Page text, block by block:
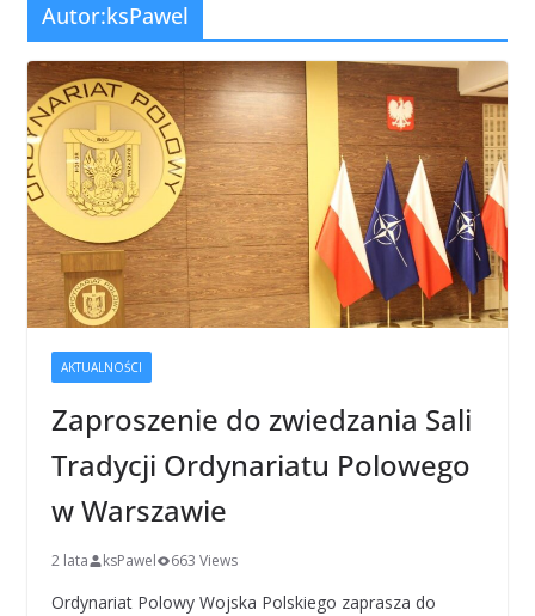
Autor:ksPawel
AKTUALNOŚCI
Zaproszenie do zwiedzania Sali
Tradycji Ordynariatu Polowego
w Warszawie
2 lata ksPawel 663 Views
Ordynariat Polowy Wojska Polskiego zaprasza do